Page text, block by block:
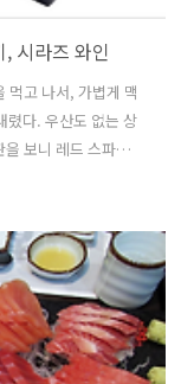
시라즈 와인
먹고 나서, 가볍게 맥
렸다. 우산도 없는 상
보니 레드 스파클
있다는 게 흥미로워
울을 보면서 친구와
르던 거품이 주는 시
게 시라즈와의 만남
다른 와인의 세계가
이 아주 달라지기 때